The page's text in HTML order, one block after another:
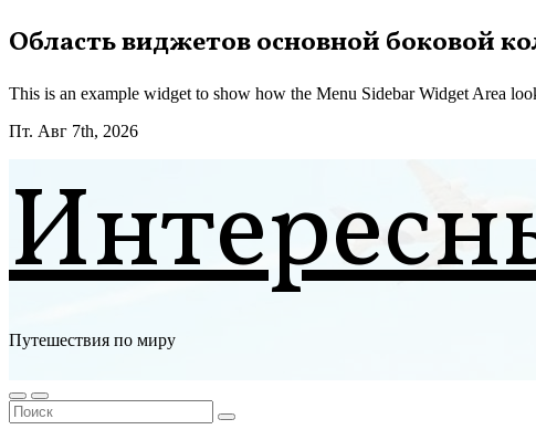
Перейти
к
Область виджетов основной боковой
This is an example widget to show how the Menu Sidebar Widget Area
Пт. Авг 7th, 2026
Путешествия по миру